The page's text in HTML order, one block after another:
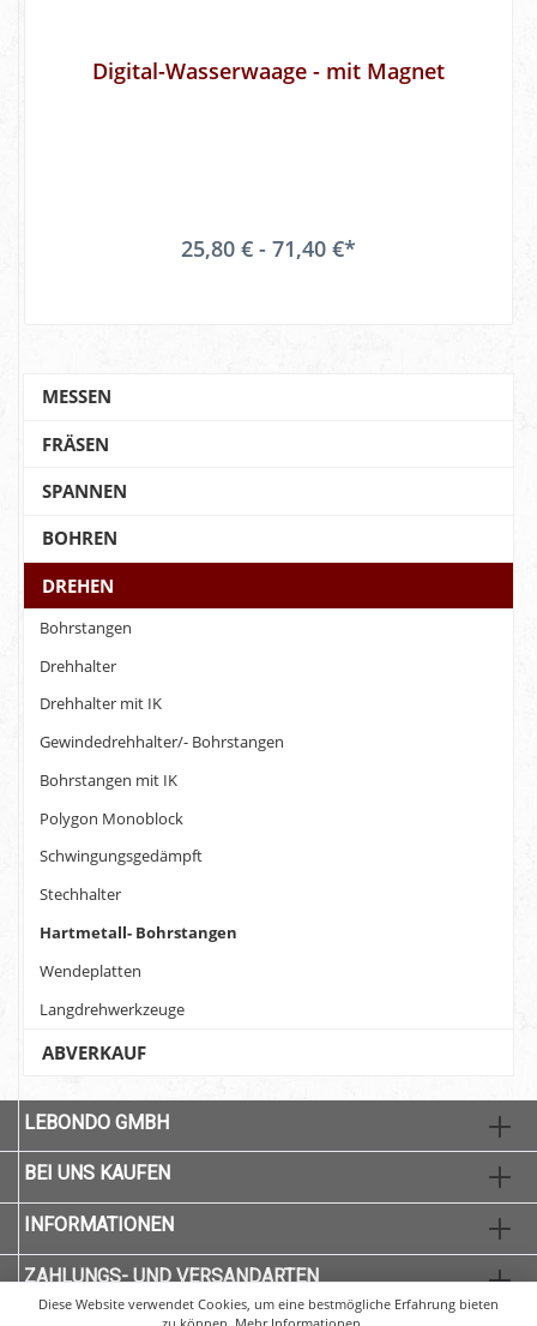
Digital-Wasserwaage - mit Magnet
25,80 € - 71,40 €*
MESSEN
FRÄSEN
SPANNEN
BOHREN
DREHEN
Bohrstangen
Drehhalter
Drehhalter mit IK
Gewindedrehhalter/- Bohrstangen
Bohrstangen mit IK
Polygon Monoblock
Schwingungsgedämpft
Stechhalter
Hartmetall- Bohrstangen
Wendeplatten
Langdrehwerkzeuge
ABVERKAUF
LEBONDO GMBH
BEI UNS KAUFEN
INFORMATIONEN
ZAHLUNGS- UND VERSANDARTEN
Diese Website verwendet Cookies, um eine bestmögliche Erfahrung bieten